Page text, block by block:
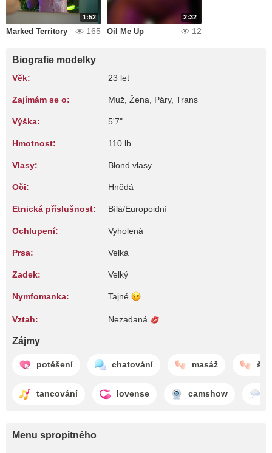
1:52
Marked Territory 165
2:32
Oil Me Up 12
Biografie modelky
Věk: 23 let
Zajímám se o: Muž, Žena, Páry, Trans
Výška: 5'7"
Hmotnost: 110 lb
Vlasy: Blond vlasy
Oči: Hnědá
Etnická příslušnost: Bílá/Europoidní
Ochlupení: Vyholená
Prsa: Velká
Zadek: Velký
Nymfomanka: Tajné
Vztah: Nezadaná
Zájmy
potěšení chatování masáž
tancování lovense camshow
Menu spropitného